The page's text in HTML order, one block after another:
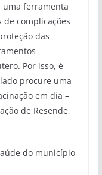
uma ferramenta
complicações
das
Por isso, é
procure uma
em dia –
de Resende,
do município